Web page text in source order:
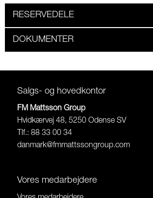
RESERVEDELE
DOKUMENTER
Salgs- og hovedkontor
FM Mattsson Group
Hvidkærvej 48, 5250 Odense SV
Tlf.: 88 33 00 34
danmark@fmmattssongroup.com
Vores medarbejdere